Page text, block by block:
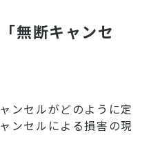
無断キャンセ
ンセルがどのように定
ンセルによる損害の現